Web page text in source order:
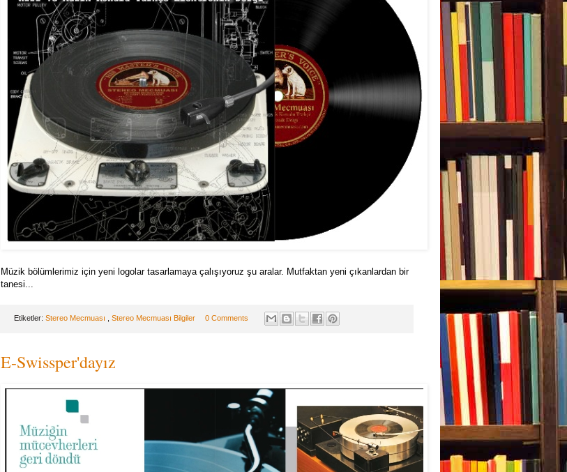
Müzik bölümlerimiz için yeni logolar tasarlamaya çalışıyoruz şu aralar. Mutfaktan yeni çıkanlardan bir
tanesi...
Etiketler: Stereo Mecmuası Stereo Mecmuası Bilgiler 0 Comments
E-Swissper'dayız